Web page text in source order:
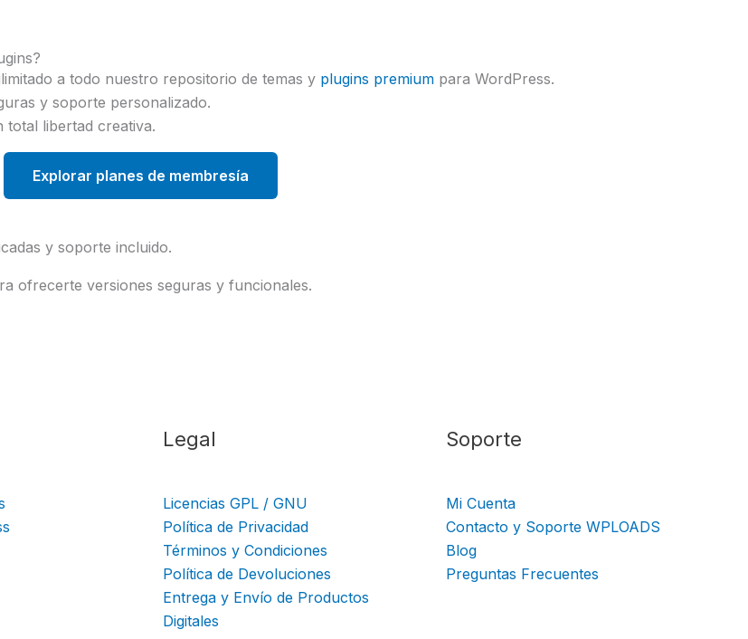
a todo nuestro repositorio de temas y plugins premium para WordPress.
y soporte personalizado.
libertad creativa.
Explorar planes de membresía
y soporte incluido.
ofrecerte versiones seguras y funcionales.
Legal
Licencias GPL / GNU
Política de Privacidad
Términos y Condiciones
Política de Devoluciones
Entrega y Envío de Productos
Digitales
Soporte
Mi Cuenta
Contacto y Soporte WPLOADS
Blog
Preguntas Frecuentes